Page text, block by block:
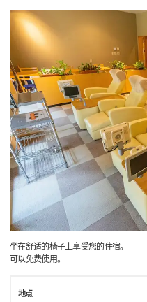
坐在舒适的椅子上享受您的住宿。
可以免费使用。
地点